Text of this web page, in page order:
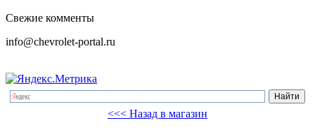
Свежие комменты
info@chevrolet-portal.ru
<<< Назад в магазин